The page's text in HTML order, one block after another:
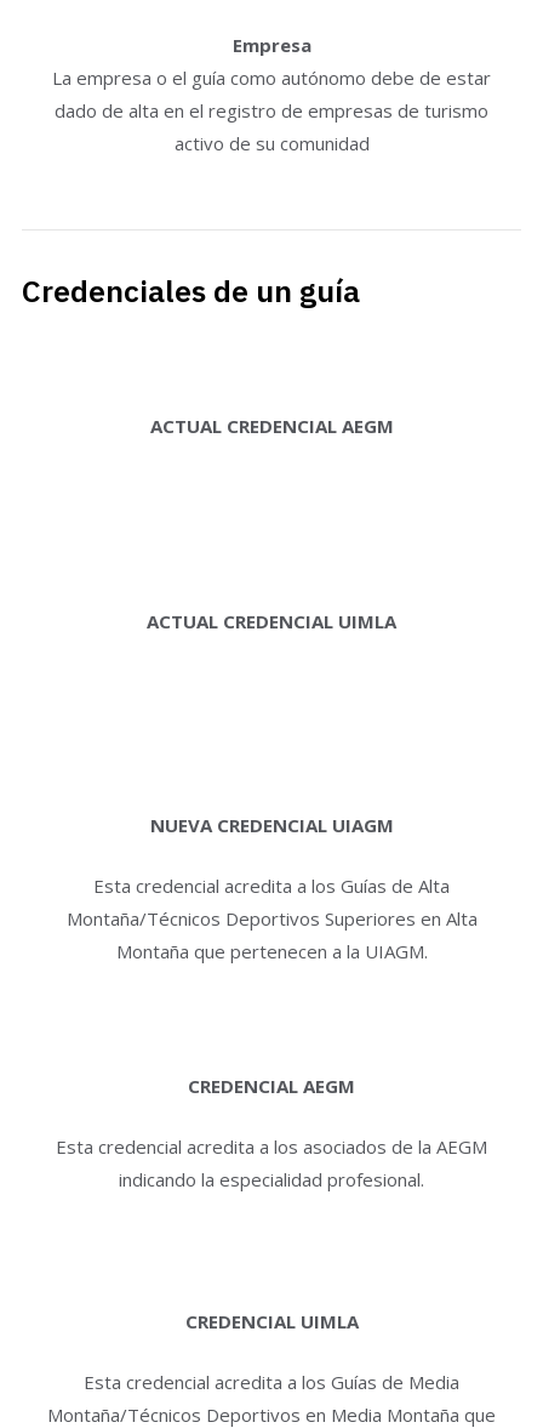
Empresa
La empresa o el guía como autónomo debe de estar
dado de alta en el registro de empresas de turismo
activo de su comunidad
Credenciales de un guía
ACTUAL CREDENCIAL AEGM
ACTUAL CREDENCIAL UIMLA
NUEVA CREDENCIAL UIAGM
Esta credencial acredita a los Guías de Alta
Montaña/Técnicos Deportivos Superiores en Alta
Montaña que pertenecen a la UIAGM.
CREDENCIAL AEGM
Esta credencial acredita a los asociados de la AEGM
indicando la especialidad profesional.
CREDENCIAL UIMLA
Esta credencial acredita a los Guías de Media
Montaña/Técnicos Deportivos en Media Montaña que